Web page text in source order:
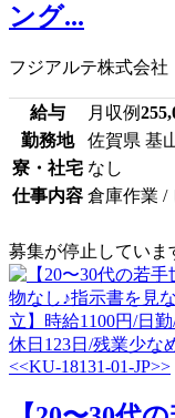
ング...
フジアルテ株式会社
給与 月収例
勤務地
佐賀県 基
寮・社宅 なし
仕事内容 倉庫作業 /
募集が停止していま